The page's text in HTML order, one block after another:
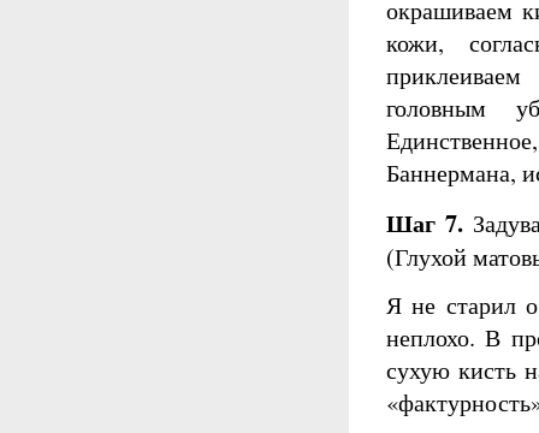
окрашиваем
кожи,
головным
Баннермана,
Шаг 7.
(Глухой
Я не старил
неплохо. В
сухую кисть